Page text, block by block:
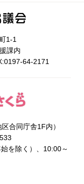
1-1
課内
64-2171
合同庁舎1F内）
を除く）、10:00～